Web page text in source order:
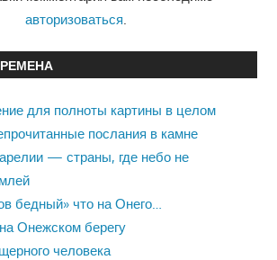
авторизоваться
для полноты картины в целом
послания в камне
— страны, где небо не
бедный» что на Онего…
Онежском берегу
человека